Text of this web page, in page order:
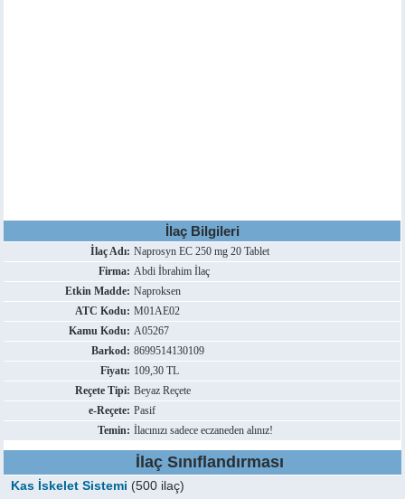
İlaç Bilgileri
İlaç Adı: Naprosyn EC 250 mg 20 Tablet
Firma: Abdi İbrahim İlaç
Etkin Madde: Naproksen
ATC Kodu: M01AE02
Kamu Kodu: A05267
Barkod: 8699514130109
Fiyatı: 109,30 TL
Reçete Tipi: Beyaz Reçete
e-Reçete: Pasif
Temin: İlacınızı sadece eczaneden alınız!
İlaç Sınıflandırması
Kas İskelet Sistemi (500 ilaç)